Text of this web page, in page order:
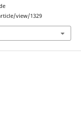
view/1329